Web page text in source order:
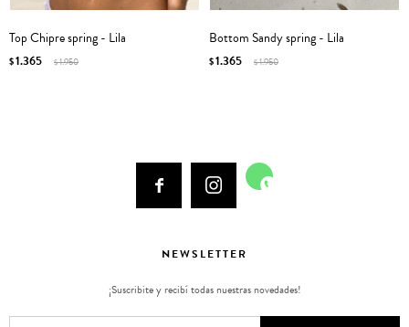
Top Chipre spring - Lila
$1.365 $1.950
Bottom Sandy spring - Lila
$1.365 $1.950
  
NEWSLETTER
¡Suscribite y recibí todas nuestras novedades!